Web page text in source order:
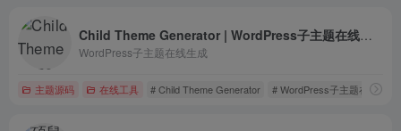
Child Theme Generator | WordPress子主题在线生成
WordPress子主题在线生成
主题源码 在线工具 # Child Theme Generator # WordPress子主题在线生成